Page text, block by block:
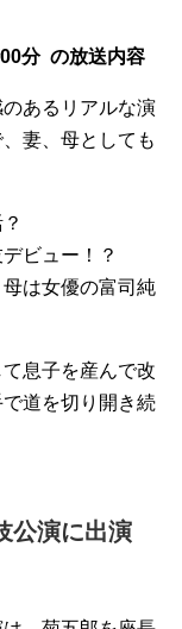
分 の放送内容
あるリアルな演
妻、母としても
ビュー！？
は女優の富司純
息子を産んで改
道を切り開き続
公演に出演